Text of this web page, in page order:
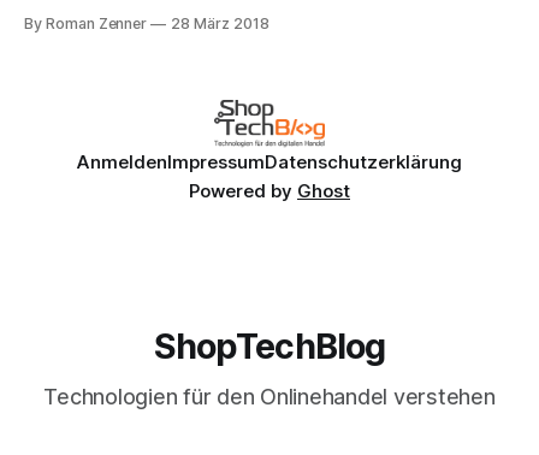
a-Service-Plattform vor allem für mobile Interfaces – oder,
By Roman Zenner 28 März 2018
AnmeldenImpressumDatenschutzerklärung
Powered by Ghost
ShopTechBlog
Technologien für den Onlinehandel verstehen